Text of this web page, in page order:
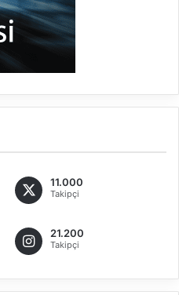
11.000
Takipçi
21.200
Takipçi